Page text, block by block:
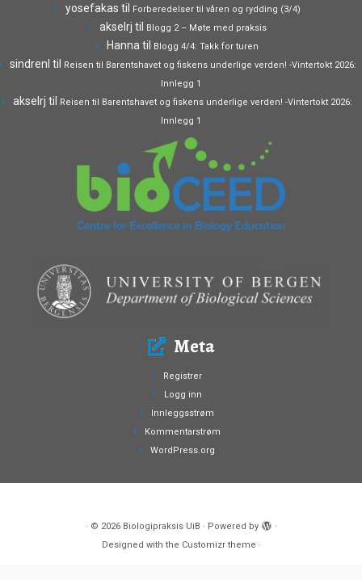
yosefakas til Forberedelser til våren og rydding (3/4)
akselrj til Blogg 2 – Møte med praksis
Hanna til Blogg 4/4: Takk for turen
sindrenl til Reisen til Barentshavet og fiskens underlige verden! -Vintertokt 2026:
Innlegg 1
akselrj til Reisen til Barentshavet og fiskens underlige verden! -Vintertokt 2026:
Innlegg 1
Meta
Registrer
Logg inn
Innleggsstrøm
Kommentarstrøm
WordPress.org
· © 2026 Biologipraksis UiB · Powered by
·
Designed with the Customizr theme ·